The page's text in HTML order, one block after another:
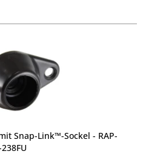
Snap-Link™-Sockel - RAP-